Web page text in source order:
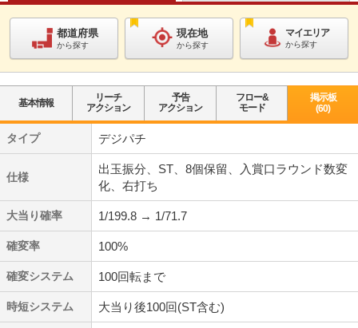
都道府県
から探す
現在地
から探す
マイエリア
から探す
基本情報
リーチ
アクション
予告
アクション
フロー&
モード
掲示板
(60)
タイプ デジパチ
仕様
出玉振分、ST、8個保留、入賞口ラウンド数変
化、右打ち
大当り確率 1/199.8 → 1/71.7
確変率 100%
確変システム 100回転まで
時短システム 大当り後100回(ST含む)